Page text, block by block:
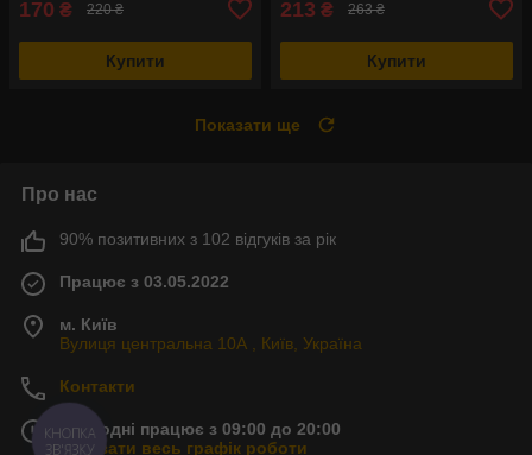
170 ₴ 220 ₴
Купити
213 ₴ 263 ₴
Купити
Показати ще
Про нас
90% позитивних з 102 відгуків за рік
Працює з 03.05.2022
м. Київ
Вулиця центральна 10А , Київ, Україна
Контакти
Сьогодні працює з 09:00 до 20:00
Показати весь графік роботи
КНОПКА
ЗВ'ЯЗКУ